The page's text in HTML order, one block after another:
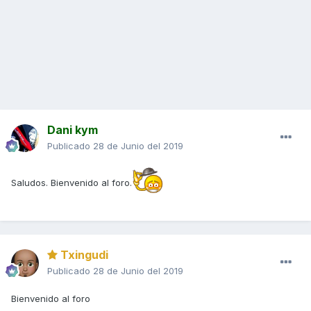
Dani kym
Publicado 28 de Junio del 2019
Saludos. Bienvenido al foro.
Txingudi
Publicado 28 de Junio del 2019
Bienvenido al foro